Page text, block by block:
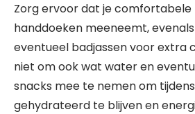
Zorg ervoor dat je comfortabele
handdoeken meeneemt,
eventueel badjassen voor extra
niet om ook wat water en
snacks mee te nemen om
gehydrateerd te blijven en